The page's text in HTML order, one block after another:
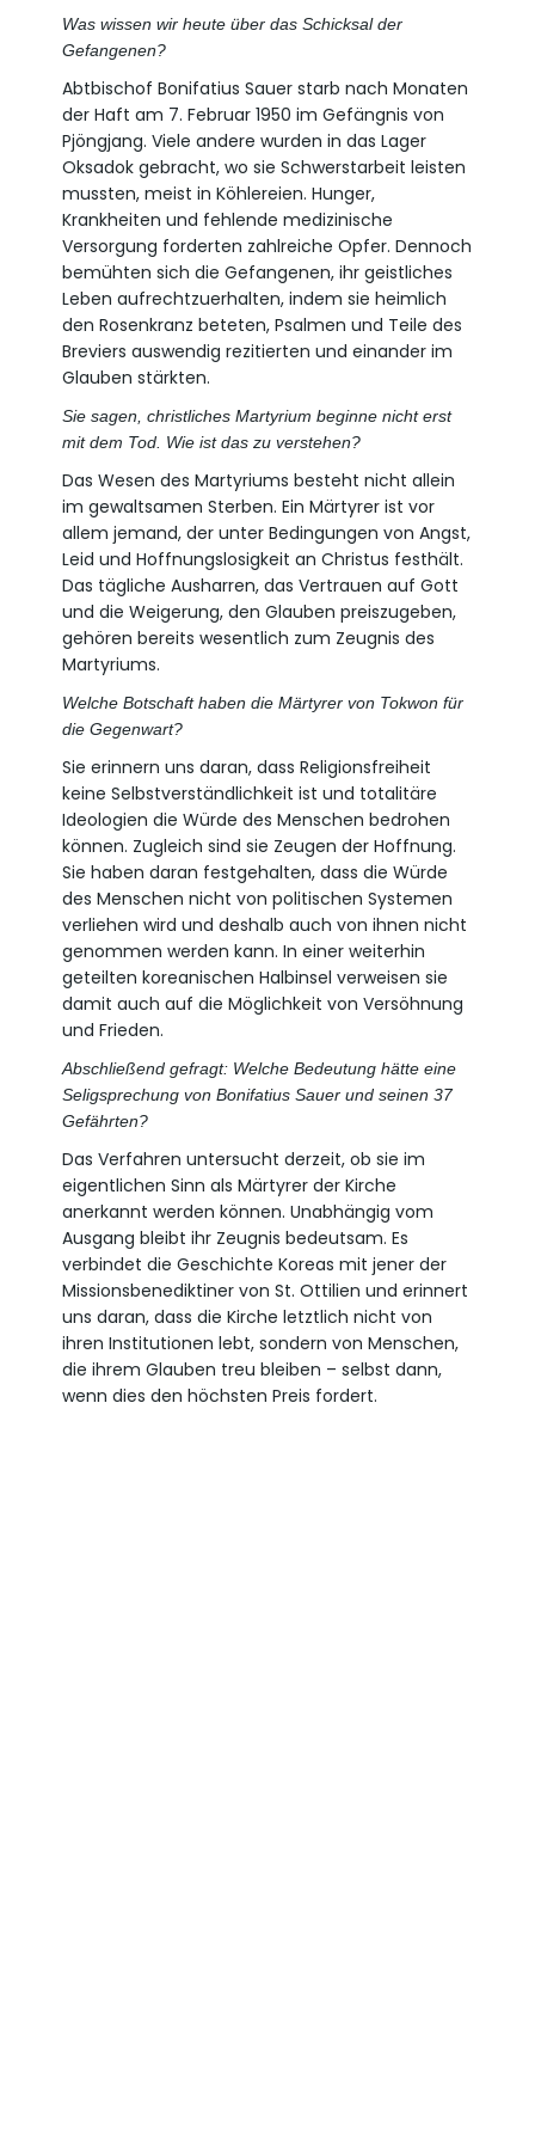
Was wissen wir heute über das Schicksal der
Gefangenen?
Abtbischof Bonifatius Sauer starb nach Monaten
der Haft am 7. Februar 1950 im Gefängnis von
Pjöngjang. Viele andere wurden in das Lager
Oksadok gebracht, wo sie Schwerstarbeit leisten
mussten, meist in Köhlereien. Hunger,
Krankheiten und fehlende medizinische
Versorgung forderten zahlreiche Opfer. Dennoch
bemühten sich die Gefangenen, ihr geistliches
Leben aufrechtzuerhalten, indem sie heimlich
den Rosenkranz beteten, Psalmen und Teile des
Breviers auswendig rezitierten und einander im
Glauben stärkten.
Sie sagen, christliches Martyrium beginne nicht erst
mit dem Tod. Wie ist das zu verstehen?
Das Wesen des Martyriums besteht nicht allein
im gewaltsamen Sterben. Ein Märtyrer ist vor
allem jemand, der unter Bedingungen von Angst,
Leid und Hoffnungslosigkeit an Christus festhält.
Das tägliche Ausharren, das Vertrauen auf Gott
und die Weigerung, den Glauben preiszugeben,
gehören bereits wesentlich zum Zeugnis des
Martyriums.
Welche Botschaft haben die Märtyrer von Tokwon für
die Gegenwart?
Sie erinnern uns daran, dass Religionsfreiheit
keine Selbstverständlichkeit ist und totalitäre
Ideologien die Würde des Menschen bedrohen
können. Zugleich sind sie Zeugen der Hoffnung.
Sie haben daran festgehalten, dass die Würde
des Menschen nicht von politischen Systemen
verliehen wird und deshalb auch von ihnen nicht
genommen werden kann. In einer weiterhin
geteilten koreanischen Halbinsel verweisen sie
damit auch auf die Möglichkeit von Versöhnung
und Frieden.
Abschließend gefragt: Welche Bedeutung hätte eine
Seligsprechung von Bonifatius Sauer und seinen 37
Gefährten?
Das Verfahren untersucht derzeit, ob sie im
eigentlichen Sinn als Märtyrer der Kirche
anerkannt werden können. Unabhängig vom
Ausgang bleibt ihr Zeugnis bedeutsam. Es
verbindet die Geschichte Koreas mit jener der
Missionsbenediktiner von St. Ottilien und erinnert
uns daran, dass die Kirche letztlich nicht von
ihren Institutionen lebt, sondern von Menschen,
die ihrem Glauben treu bleiben – selbst dann,
wenn dies den höchsten Preis fordert.